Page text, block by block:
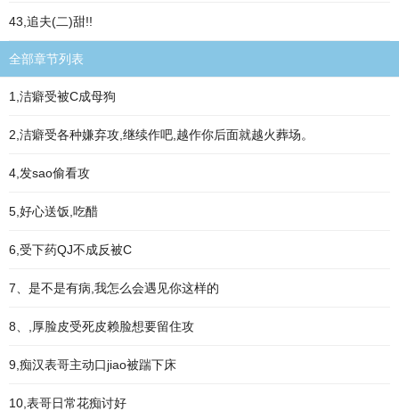
43,追夫(二)甜!!
全部章节列表
1,洁癖受被C成母狗
2,洁癖受各种嫌弃攻,继续作吧,越作你后面就越火葬场。
4,发sao偷看攻
5,好心送饭,吃醋
6,受下药QJ不成反被C
7、是不是有病,我怎么会遇见你这样的
8、,厚脸皮受死皮赖脸想要留住攻
9,痴汉表哥主动口jiao被踹下床
10,表哥日常花痴讨好